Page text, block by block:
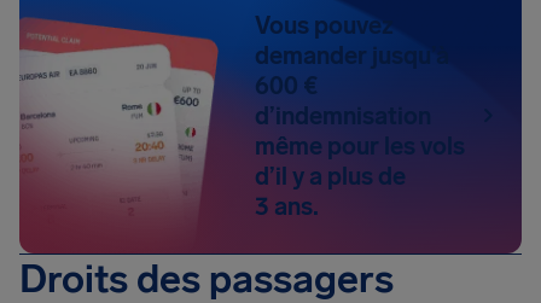
Vous pouvez
demander jusqu’à
600 €
d’indemnisation
même pour les vols
d’il y a plus de
3 ans.
Droits des passagers